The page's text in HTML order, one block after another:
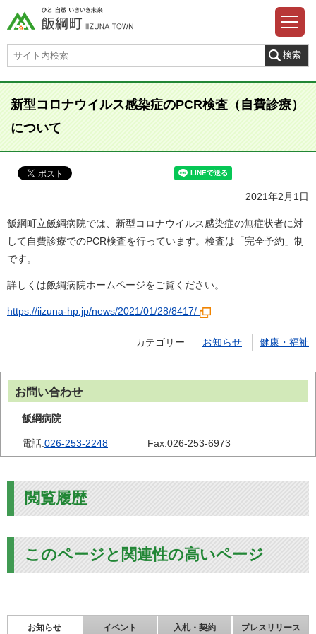
新型コロナウイルス感染症のPCR検査（自費診療）
について
2021年2月1日
飯綱町立飯綱病院では、新型コロナウイルス感染症の無症状者に対
して自費診療でのPCR検査を行っています。検査は「完全予約」制
です。
詳しくは飯綱病院ホームページをご覧ください。
https://iizuna-hp.jp/news/2021/01/28/8417/
カテゴリー お知らせ 健康・福祉
お問い合わせ
飯綱病院
電話:026-253-2248 Fax:026-253-6973
閲覧履歴
このページと関連性の高いページ
お知らせ イベント 入札・契約 プレスリリース